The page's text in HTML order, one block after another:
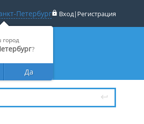
Петербург
город
?
Да
Вход| Регистрация